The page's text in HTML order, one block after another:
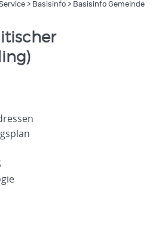
> Basisinfo > Basisinfo Gemeinde